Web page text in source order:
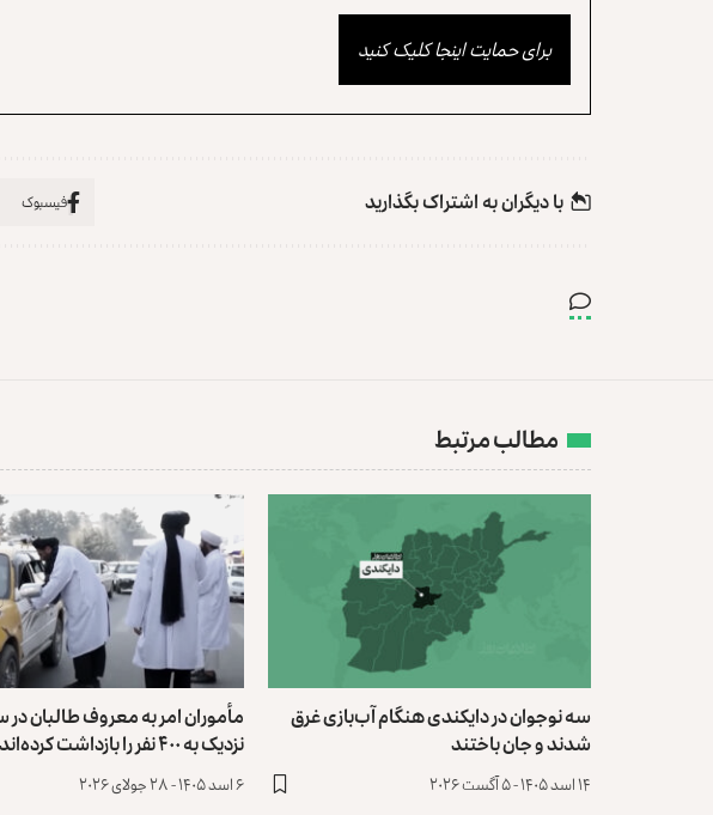
برای حمایت اینجا کلیک کنید
با دیگران به‌‌ اشتراک بگذارید فیسبوک
مطالب مرتبط
سه نوجوان در دایکندی هنگام آب‌بازی غرق
شدند و جان باختند
۱۴ اسد ۱۴۰۵ - ۵ آگست ۲۰۲۶
مأموران امر به معروف طالبان
نزدیک به ۴۰۰ نفر را بازداشت کرده‌اند
۶ اسد ۱۴۰۵ - ۲۸ جولای ۲۰۲۶